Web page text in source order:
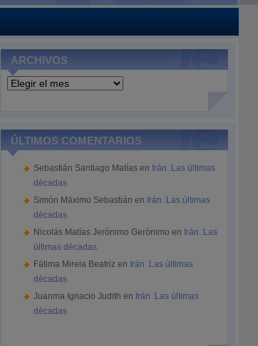
ARCHIVOS
Archivos
ÚLTIMOS COMENTARIOS
Sebastián Santiago Matías en Irán :Las últimas
décadas
Simón Máximo Sebastián en Irán :Las últimas
décadas
Nicolás Matías Jerónimo Gerónimo en Irán :Las
últimas décadas
Fátima Mireia Beatriz en Irán :Las últimas
décadas
Juanma Ignacio Judith en Irán :Las últimas
décadas